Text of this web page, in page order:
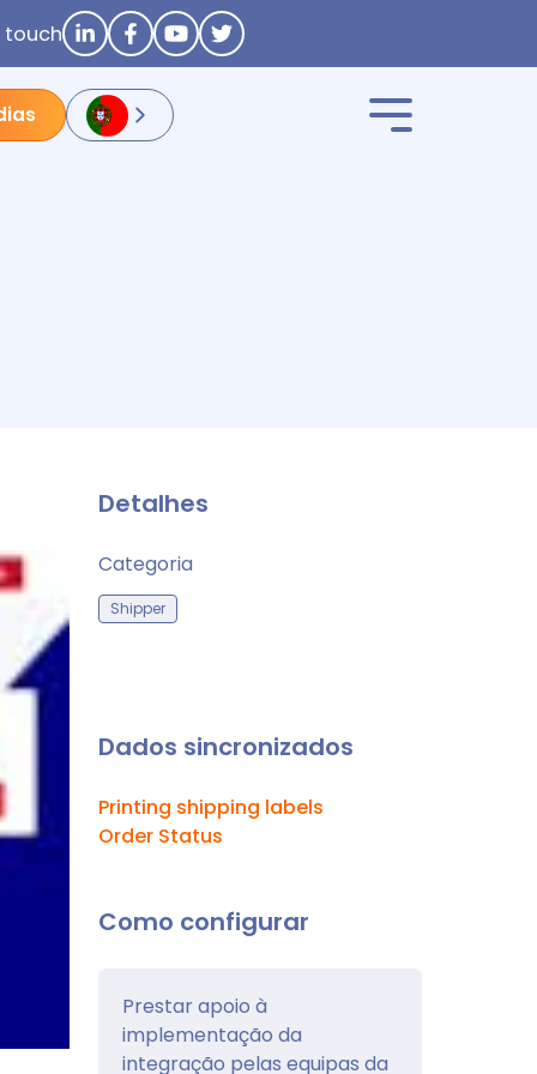
touch
Detalhes
Categoria
Shipper
Dados sincronizados
Printing shipping labels
Order Status
Como configurar
Prestar apoio à
implementação da
integração pelas equipas da